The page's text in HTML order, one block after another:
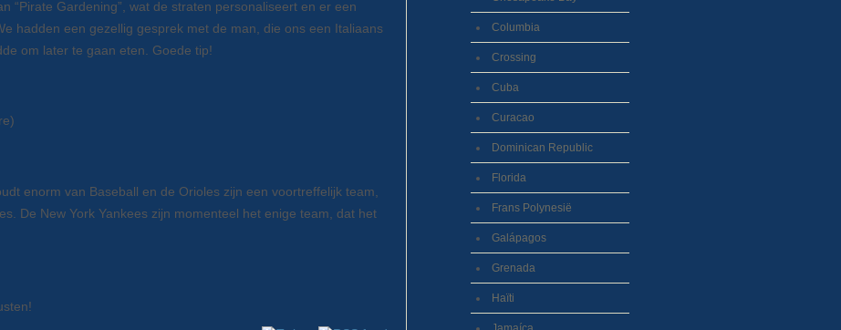
“Pirate Gardening”, wat de straten personaliseert en er een
hadden een gezellig gesprek met de man, die ons een Italiaans
om later te gaan eten. Goede tip!
enorm van Baseball en de Orioles zijn een voortreffelijk team,
De New York Yankees zijn momenteel het enige team, dat het
Columbia
Crossing
Cuba
Curacao
Dominican Republic
Florida
Frans Polynesië
Galápagos
Grenada
Haïti